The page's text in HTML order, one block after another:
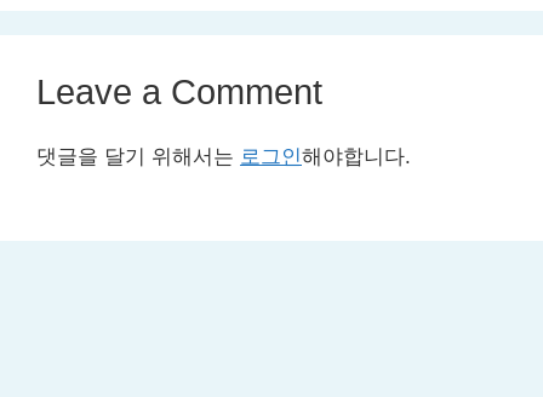
Leave a Comment
댓글을 달기 위해서는 로그인해야합니다.